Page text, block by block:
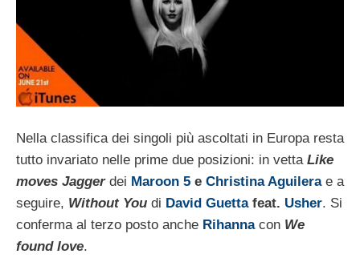
Nella classifica dei singoli più ascoltati in Europa resta
tutto invariato nelle prime due posizioni: in vetta Like
moves Jaggerdei Maroon 5 e Christina Aguilerae a
seguire, Without You di David Guettafeat. Usher. Si
conferma al terzo posto anche Rihannacon We
found love.